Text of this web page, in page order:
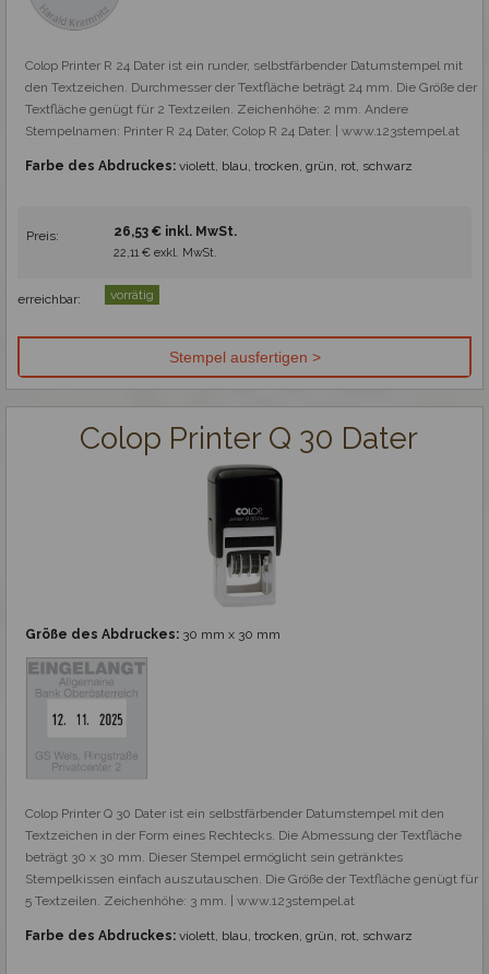
Colop Printer R 24 Dater ist ein runder, selbstfärbender Datumstempel mit
den Textzeichen. Durchmesser der Textfläche beträgt 24 mm. Die Größe der
Textfläche genügt für 2 Textzeilen. Zeichenhöhe: 2 mm. Andere
Stempelnamen: Printer R 24 Dater, Colop R 24 Dater. | www.123stempel.at
Farbe des Abdruckes: violett, blau, trocken, grün, rot, schwarz
Preis: 26,53 € inkl. MwSt.
22,11 € exkl. MwSt.
erreichbar: vorrätig
Colop Printer Q 30 Dater
Größe des Abdruckes: 30 mm x 30 mm
Colop Printer Q 30 Dater ist ein selbstfärbender Datumstempel mit den
Textzeichen in der Form eines Rechtecks. Die Abmessung der Textfläche
beträgt 30 x 30 mm. Dieser Stempel ermöglicht sein getränktes
Stempelkissen einfach auszutauschen. Die Größe der Textfläche genügt für
5 Textzeilen. Zeichenhöhe: 3 mm. | www.123stempel.at
Farbe des Abdruckes: violett, blau, trocken, grün, rot, schwarz